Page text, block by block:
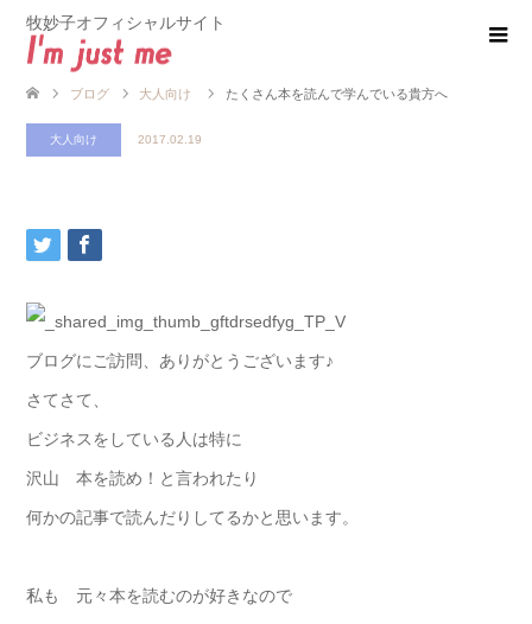
牧妙子オフィシャルサイト
ブログ 大人向け たくさん本を読んで学んでいる貴方へ
大人向け 2017.02.19
ブログにご訪問、ありがとうございます♪
さてさて、
ビジネスをしている人は特に
沢山 本を読め！と言われたり
何かの記事で読んだりしてるかと思います。
私も 元々本を読むのが好きなので